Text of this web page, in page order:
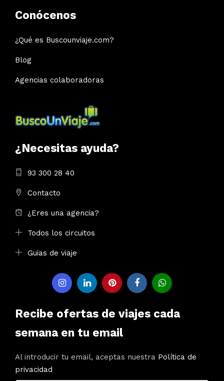
Conócenos
¿Qué es Buscounviaje.com?
Blog
Agencias colaboradoras
¿Necesitas ayuda?
93 300 28 40
Contacto
¿Eres una agencia?
Todos los circuitos
Guias de viaje
Recibe ofertas de viajes cada
semana en tu email
Al introducir tu email, aceptas nuestra Política de
privacidad